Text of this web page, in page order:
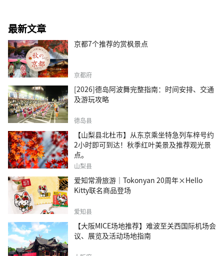
最新文章
京都7个推荐的赏枫景点
京都府
[2026]德岛阿波舞完整指南：时间安排、交通
及游玩攻略
德岛县
【山梨县北杜市】从东京乘坐特急列车梓号约
2小时即可到达！秋季红叶美景及推荐观光景
点。
山梨县
爱知常滑旅游｜Tokonyan 20周年×Hello
Kitty联名商品登场
爱知县
【大阪MICE场地推荐】难波至关西国际机场会
议、展览及活动场地指南